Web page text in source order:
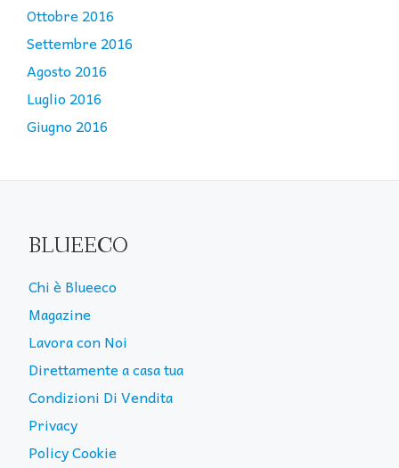
Ottobre 2016
Settembre 2016
Agosto 2016
Luglio 2016
Giugno 2016
BLUEECO
Chi è Blueeco
Magazine
Lavora con Noi
Direttamente a casa tua
Condizioni Di Vendita
Privacy
Policy Cookie